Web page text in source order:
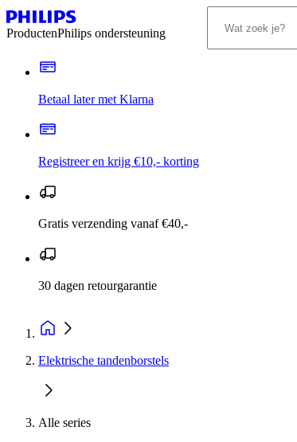
ProductenPhilips ondersteuning
Betaal later met Klarna
Registreer en krijg €10,- korting
Gratis verzending vanaf €40,-
30 dagen retourgarantie
Elektrische tandenborstels
Alle series